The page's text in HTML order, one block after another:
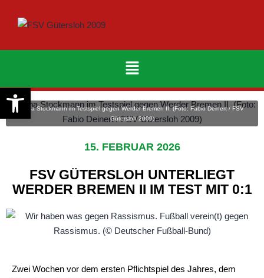
Anna Stockmann im Testspiel gegen Werder Bremen II. (Foto: Fabio Deinert / FSV
Gütersloh 2009)
15. FEBRUAR 2026
FSV GÜTERSLOH UNTERLIEGT
WERDER BREMEN II IM TEST MIT 0:1
Zwei Wochen vor dem ersten Pflichtspiel des Jahres, dem
Werkzeugleiste öffnen